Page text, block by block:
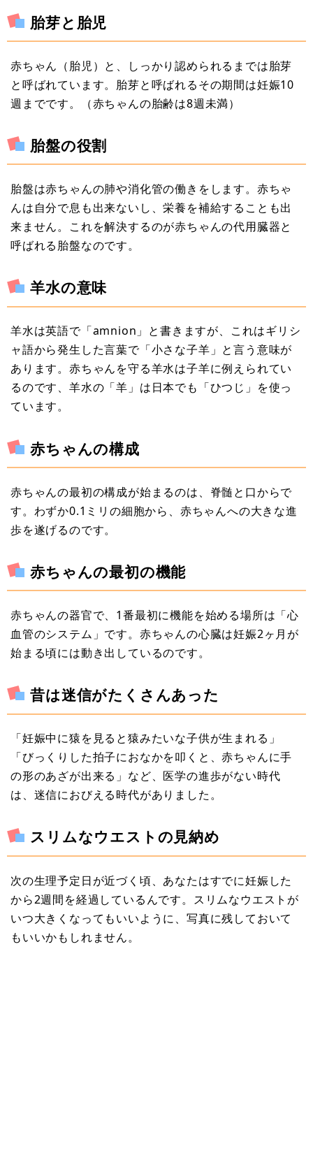
胎芽と胎児
赤ちゃん（胎児）と、しっかり認められるまでは胎芽
と呼ばれています。胎芽と呼ばれるその期間は妊娠10
週までです。（赤ちゃんの胎齢は8週未満）
胎盤の役割
胎盤は赤ちゃんの肺や消化管の働きをします。赤ちゃ
んは自分で息も出来ないし、栄養を補給することも出
来ません。これを解決するのが赤ちゃんの代用臓器と
呼ばれる胎盤なのです。
羊水の意味
羊水は英語で「amnion」と書きますが、これはギリシ
ャ語から発生した言葉で「小さな子羊」と言う意味が
あります。赤ちゃんを守る羊水は子羊に例えられてい
るのです、羊水の「羊」は日本でも「ひつじ」を使っ
ています。
赤ちゃんの構成
赤ちゃんの最初の構成が始まるのは、脊髄と口からで
す。わずか0.1ミリの細胞から、赤ちゃんへの大きな進
歩を遂げるのです。
赤ちゃんの最初の機能
赤ちゃんの器官で、1番最初に機能を始める場所は「心
血管のシステム」です。赤ちゃんの心臓は妊娠2ヶ月が
始まる頃には動き出しているのです。
昔は迷信がたくさんあった
「妊娠中に猿を見ると猿みたいな子供が生まれる」
「びっくりした拍子におなかを叩くと、赤ちゃんに手
の形のあざが出来る」など、医学の進歩がない時代
は、迷信におびえる時代がありました。
スリムなウエストの見納め
次の生理予定日が近づく頃、あなたはすでに妊娠した
から2週間を経過しているんです。スリムなウエストが
いつ大きくなってもいいように、写真に残しておいて
もいいかもしれません。